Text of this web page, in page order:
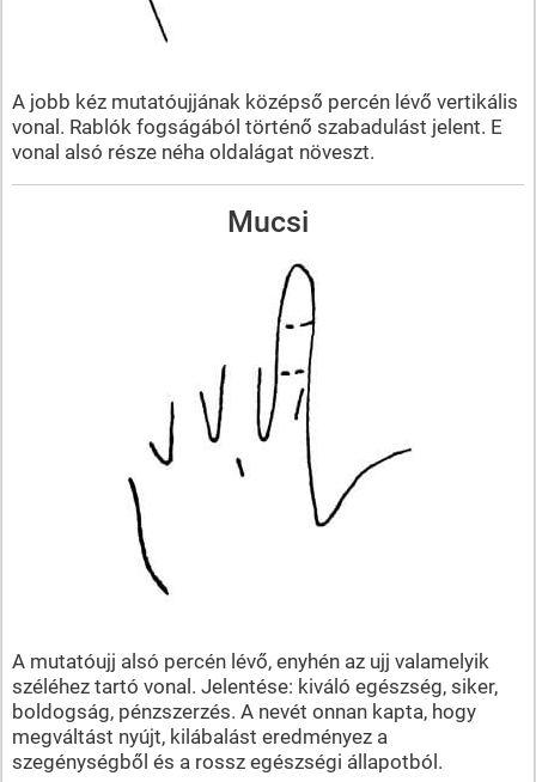
A jobb kéz mutatóujjának középső percén lévő vertikális
vonal. Rablók fogságából történő szabadulást jelent. E
vonal alsó része néha oldalágat növeszt.
Mucsi
A mutatóujj alsó percén lévő, enyhén az ujj valamelyik
széléhez tartó vonal. Jelentése: kiváló egészség, siker,
boldogság, pénzszerzés. A nevét onnan kapta, hogy
megváltást nyújt, kilábalást eredményez a
szegénységből és a rossz egészségi állapotból.